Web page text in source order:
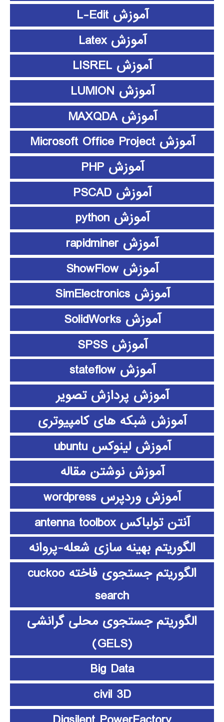
آموزش L-Edit
آموزش Latex
آموزش LISREL
آموزش LUMION
آموزش MAXQDA
آموزش Microsoft Office Project
آموزش PHP
آموزش PSCAD
آموزش python
آموزش rapidminer
آموزش ShowFlow
آموزش SimElectronics
آموزش SolidWorks
آموزش SPSS
آموزش stateflow
آموزش پردازش تصویر
آموزش شبکه های کامپیوتری
آموزش لینوکس ubuntu
آموزش نوشتن مقاله
آموزش وردپرس wordpress
آنتن تولباکس antenna toolbox
الگوریتم بهینه سازی شعله-پروانه
الگوریتم جستجوی فاخته cuckoo
search
الگوریتم جستجوی محلی گرانشی
(GELS)
Big Data
civil 3D